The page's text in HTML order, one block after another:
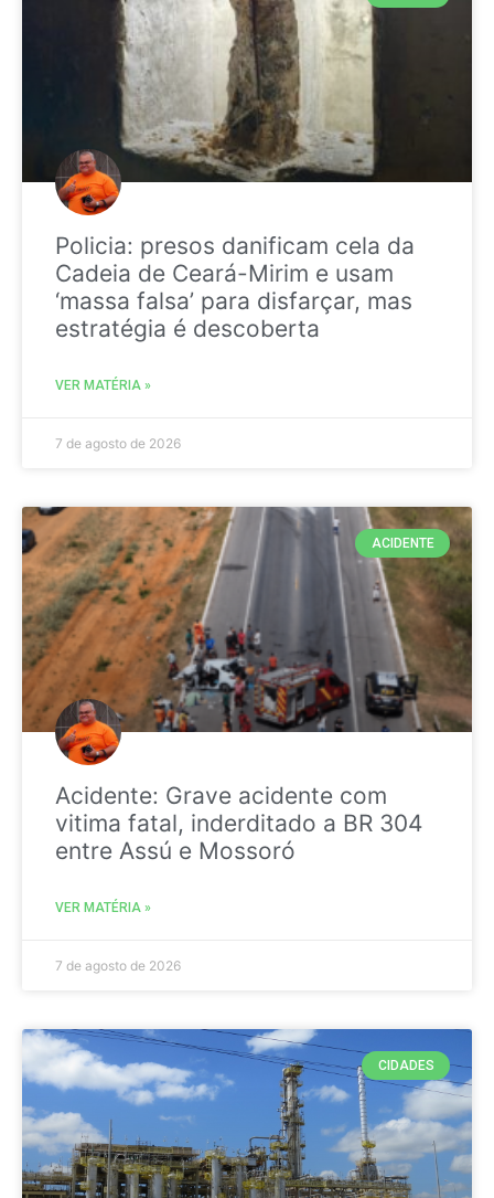
Policia: presos danificam cela da
Cadeia de Ceará-Mirim e usam
‘massa falsa’ para disfarçar, mas
estratégia é descoberta
VER MATÉRIA »
7 de agosto de 2026
ACIDENTE
Acidente: Grave acidente com
vitima fatal, inderditado a BR 304
entre Assú e Mossoró
VER MATÉRIA »
7 de agosto de 2026
CIDADES